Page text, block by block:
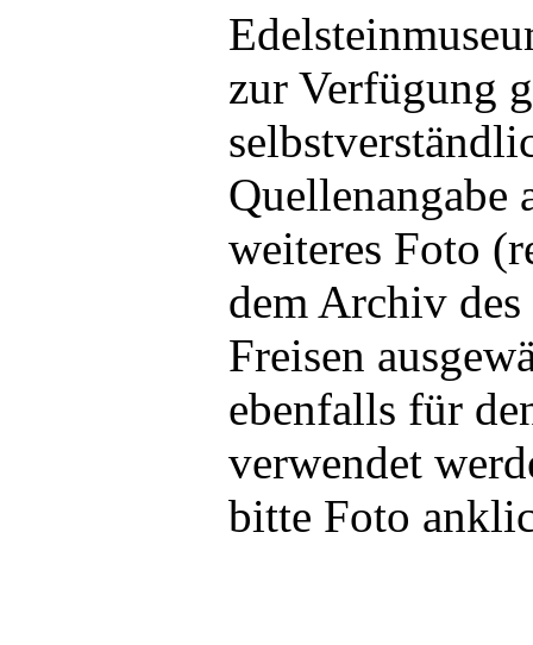
zur Verfügung
Quellenangabe
weiteres Foto
dem Archiv
Freisen
ebenfalls für
verwendet
bitte Foto